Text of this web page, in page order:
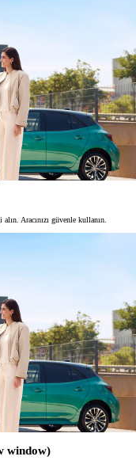
Aracınızı güvenle kullanın.
window)